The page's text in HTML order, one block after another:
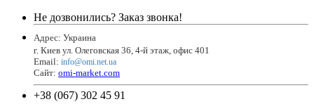
Не дозвонились? Заказ звонка!
Адрес: Украина
г. Киев ул. Олеговская 36, 4-й этаж, офис 401
Email: info@omi.net.ua
Сайт: omi-market.com
+38 (067) 302 45 91